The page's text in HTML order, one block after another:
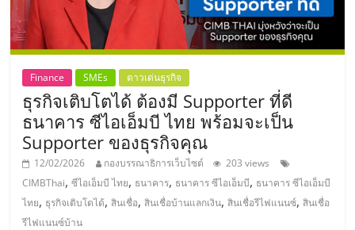
ไชส์,
รวม
แฟ
รน
ไชส์
ขาย
แฟ
รน
ไชส์
แฟ
รน
ไชส์
Finance SMEs ดาวเด่นธุรกิจ
ธุรกิจเติบโตได้ ต้องมี Supporter ที่ดี
ธนาคาร ซีไอเอ็มบี ไทย พร้อมจะเป็น
Supporter ของธุรกิจคุณ
12/02/2026 กองบรรณาธิการเว็บไซต์
203 views
CIMBThai,ซีไอเอ็มบี ไทย, ธนาคาร, ธนาคาร ซีไอเอ็มบี, ธนาคาร ซีไอเอ็มบี
ไทย, ธุรกิจเติบโตได้,สินเชื่อ,สินเชื่อบ้านแลกเงิน,สินเชื่อรีไฟแนนซ์,สินเชื่อ
รีไฟแนนซ์บ้าน